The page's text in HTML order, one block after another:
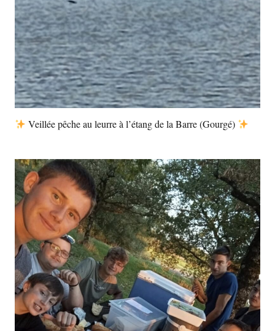
Veillée pêche au leurre à l’étang de la Barre (Gourgé)